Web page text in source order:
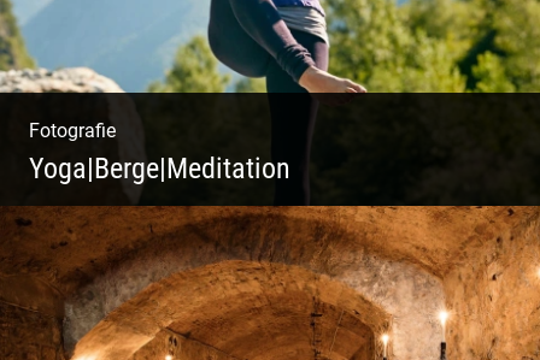
Fotografie
Yoga|Berge|Meditation
Freiheit genießen | Körper, Geist und Energie
| Ruhe und Entspannung | Bewusstsein für
Natur